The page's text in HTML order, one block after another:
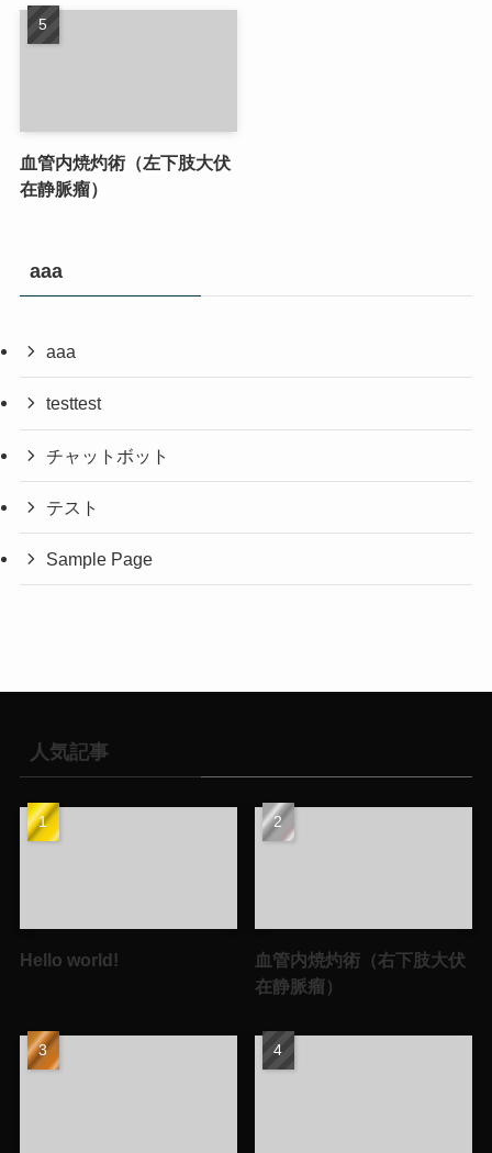
血管内焼灼術（左下肢大伏
在静脈瘤）
aaa
aaa
testtest
チャットボット
テスト
Sample Page
人気記事
Hello world!
血管内焼灼術（右下肢大伏
在静脈瘤）